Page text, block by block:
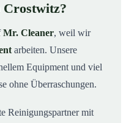
Mr. Cleaner, weil wir
arbeiten. Unsere
Equipment und viel
ohne Überraschungen.
Reinigungspartner mit